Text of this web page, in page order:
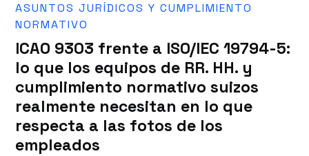
ASUNTOS JURÍDICOS Y CUMPLIMIENTO
NORMATIVO
ICAO 9303 frente a ISO/IEC 19794-5:
lo que los equipos de RR. HH. y
cumplimiento normativo suizos
realmente necesitan en lo que
respecta a las fotos de los
empleados